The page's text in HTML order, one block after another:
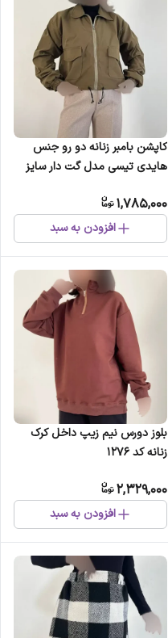
کاپشن بامبر زنانه دو رو جنس
هایدی تیسی مدل گت دار سایز
1,785,000
افزودن به سبد
بلوز دورس نیم زیپ داخل کرک
زنانه کد 1276
2,329,000
افزودن به سبد